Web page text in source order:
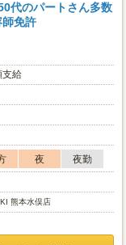
代のパートさん多数
免許
支給
夜
夜勤
熊本水俣店